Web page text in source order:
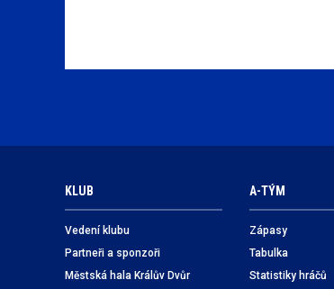
KLUB
Vedení klubu
Partneři a sponzoři
Městská hala Králův Dvůr
A-TÝM
Zápasy
Tabulka
Statistiky hráčů